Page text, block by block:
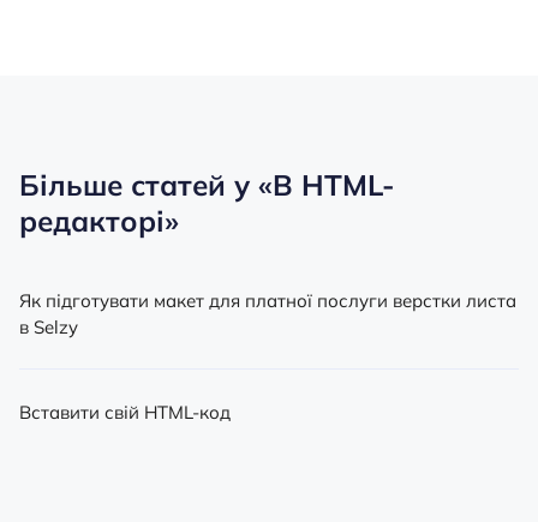
Більше статей у «В HTML-
редакторі»
Як підготувати макет для платної послуги верстки листа
в Selzy
Вставити свій HTML-код